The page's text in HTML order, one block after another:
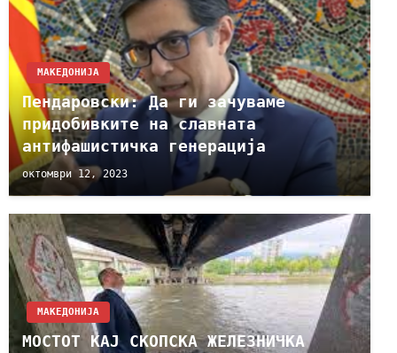
МАКЕДОНИЈА
Пендаровски: Да ги зачуваме
придобивките на славната
антифашистичка генерација
октомври 12, 2023
МАКЕДОНИЈА
МОСТОТ КАЈ СКОПСКА ЖЕЛЕЗНИЧКА